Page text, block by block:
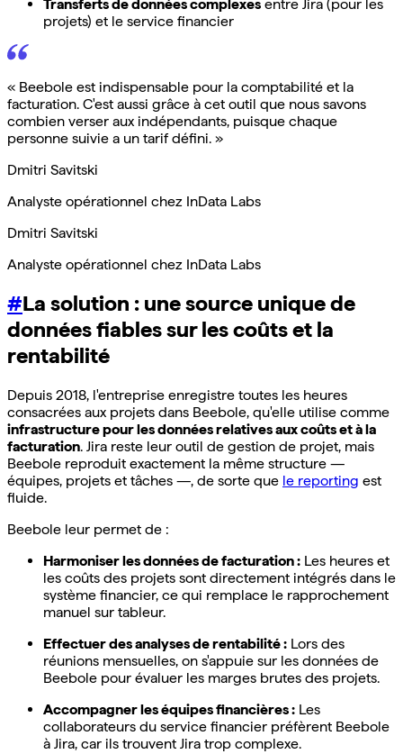
Transferts de données complexes entre Jira (pour les
projets) et le service financier
« Beebole est indispensable pour la comptabilité et la
facturation. C'est aussi grâce à cet outil que nous savons
combien verser aux indépendants, puisque chaque
personne suivie a un tarif défini. »
Dmitri Savitski
Analyste opérationnel chez InData Labs
Dmitri Savitski
Analyste opérationnel chez InData Labs
#La solution : une source unique de
données fiables sur les coûts et la
rentabilité
Depuis 2018, l'entreprise enregistre toutes les heures
consacrées aux projets dans Beebole, qu'elle utilise comme
infrastructure pour les données relatives aux coûts et à la
facturation. Jira reste leur outil de gestion de projet, mais
Beebole reproduit exactement la même structure —
équipes, projets et tâches —, de sorte que le reporting est
fluide.
Beebole leur permet de :
Harmoniser les données de facturation : Les heures et
les coûts des projets sont directement intégrés dans le
système financier, ce qui remplace le rapprochement
manuel sur tableur.
Effectuer des analyses de rentabilité : Lors des
réunions mensuelles, on s'appuie sur les données de
Beebole pour évaluer les marges brutes des projets.
Accompagner les équipes financières : Les
collaborateurs du service financier préfèrent Beebole
à Jira, car ils trouvent Jira trop complexe.